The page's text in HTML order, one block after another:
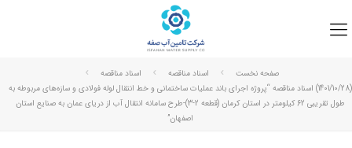
صفحه نخست اسناد مناقصه
اسناد مناقصه
(1401/10/28) اسناد مناقصه “پروژه اجرای باند عملیات ساختمانی و خط انتقال لوله فولادی و سازه‌های مربوطه به
طول تقریبی 62 کیلومتر در استان کرمان (قطعه 2-3)-طرح سامانه انتقال آب از دریای عمان به صنایع استان
اصفهان”